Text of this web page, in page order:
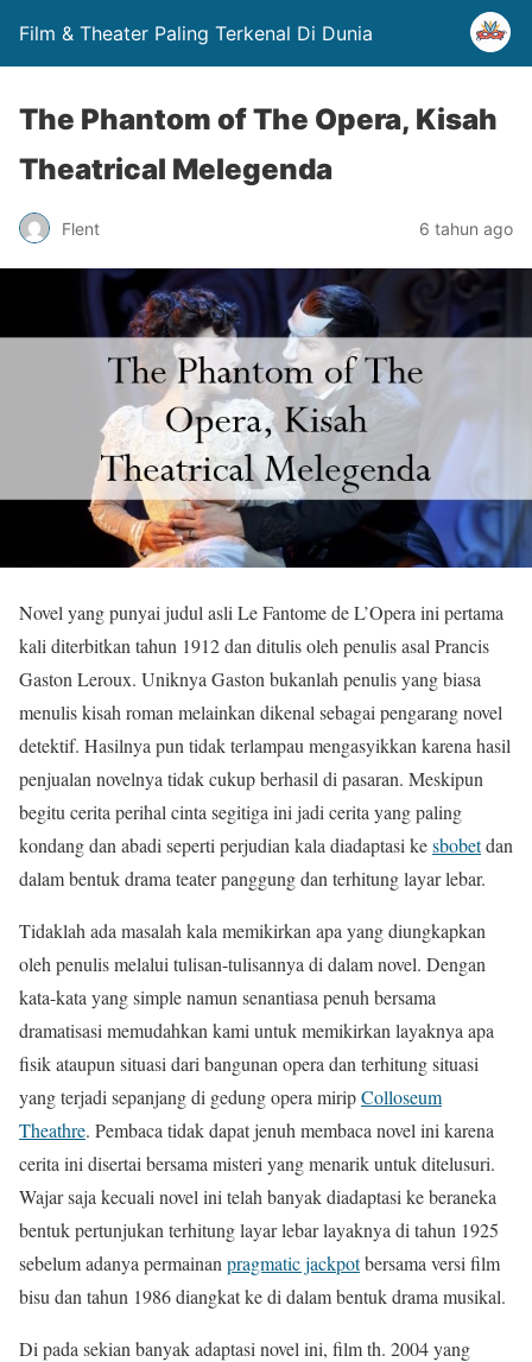
Film & Theater Paling Terkenal Di Dunia
The Phantom of The Opera, Kisah
Theatrical Melegenda
Flent 6 tahun ago
Novel yang punyai judul asli Le Fantome de L’Opera ini pertama
kali diterbitkan tahun 1912 dan ditulis oleh penulis asal Prancis
Gaston Leroux. Uniknya Gaston bukanlah penulis yang biasa
menulis kisah roman melainkan dikenal sebagai pengarang novel
detektif. Hasilnya pun tidak terlampau mengasyikkan karena hasil
penjualan novelnya tidak cukup berhasil di pasaran. Meskipun
begitu cerita perihal cinta segitiga ini jadi cerita yang paling
kondang dan abadi seperti perjudian kala diadaptasi kesbobetdan
dalam bentuk drama teater panggung dan terhitung layar lebar.
Tidaklah ada masalah kala memikirkan apa yang diungkapkan
oleh penulis melalui tulisan-tulisannya di dalam novel. Dengan
kata-kata yang simple namun senantiasa penuh bersama
dramatisasi memudahkan kami untuk memikirkan layaknya apa
fisik ataupun situasi dari bangunan opera dan terhitung situasi
yang terjadi sepanjang di gedung opera miripColloseum
Theathre. Pembaca tidak dapat jenuh membaca novel ini karena
cerita ini disertai bersama misteri yang menarik untuk ditelusuri.
Wajar saja kecuali novel ini telah banyak diadaptasi ke beraneka
bentuk pertunjukan terhitung layar lebar layaknya di tahun 1925
sebelum adanya permainan pragmatic jackpotbersama versi film
bisu dan tahun 1986 diangkat ke di dalam bentuk drama musikal.
Di pada sekian banyak adaptasi novel ini, film th. 2004 yang